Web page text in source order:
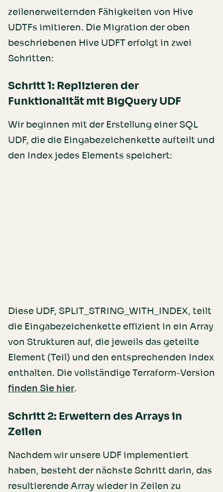
zeilenerweiternden Fähigkeiten von Hive
UDTFs imitieren. Die Migration der oben
beschriebenen Hive UDFT erfolgt in zwei
Schritten:
Schritt 1: Replizieren der
Funktionalität mit BigQuery UDF
Wir beginnen mit der Erstellung einer SQL
UDF, die die Eingabezeichenkette aufteilt und
den Index jedes Elements speichert:
Diese UDF, SPLIT_STRING_WITH_INDEX, teilt
die Eingabezeichenkette effizient in ein Array
von Strukturen auf, die jeweils das geteilte
Element (Teil) und den entsprechenden Index
enthalten. Die vollständige Terraform-Version
finden Sie hier.
Schritt 2: Erweitern des Arrays in
Zeilen
Nachdem wir unsere UDF implementiert
haben, besteht der nächste Schritt darin, das
resultierende Array wieder in Zeilen zu